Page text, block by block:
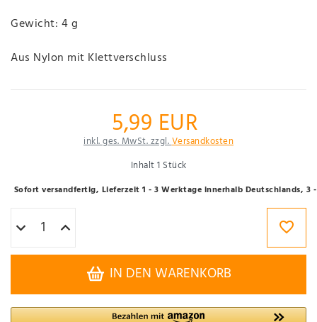
Gewicht: 4 g
Aus Nylon mit Klettverschluss
5,99 EUR
inkl. ges. MwSt. zzgl.Versandkosten
Inhalt1 Stück
Sofort versandfertig, Lieferzeit 1 - 3 Werktage innerhalb Deutschlands, 3
IN DEN WARENKORB